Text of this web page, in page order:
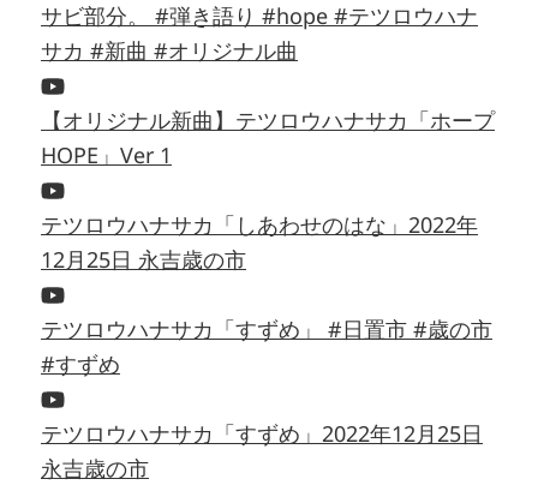
サビ部分。 #弾き語り #hope #テツロウハナ
サカ #新曲 #オリジナル曲
【オリジナル新曲】テツロウハナサカ「ホープ
HOPE」Ver 1
テツロウハナサカ「しあわせのはな」2022年
12月25日 永吉歳の市
テツロウハナサカ「すずめ」 #日置市 #歳の市
#すずめ
テツロウハナサカ「すずめ」2022年12月25日
永吉歳の市